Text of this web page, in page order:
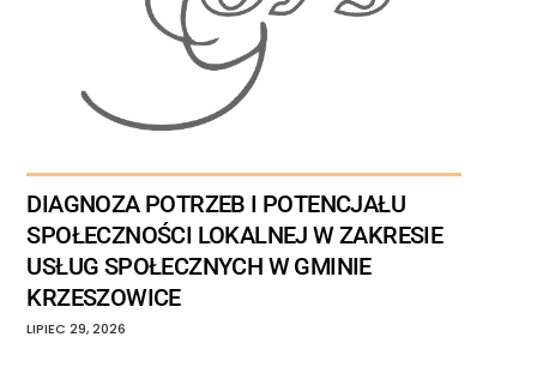
DIAGNOZA POTRZEB I POTENCJAŁU
SPOŁECZNOŚCI LOKALNEJ W ZAKRESIE
USŁUG SPOŁECZNYCH W GMINIE
KRZESZOWICE
LIPIEC 29,2026